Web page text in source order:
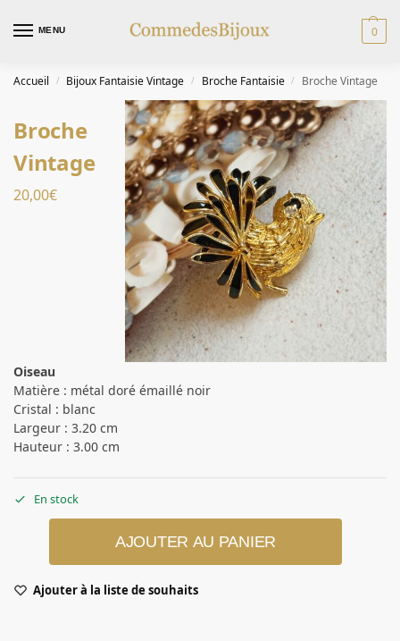
MENU 0
Accueil / Bijoux Fantaisie Vintage / Broche Fantaisie / Broche Vintage
Broche
Vintage
20,00€
Oiseau
Matière : métal doré émaillé noir
Cristal : blanc
Largeur : 3.20 cm
Hauteur : 3.00 cm
En stock
AJOUTER AU PANIER
Ajouter à la liste de souhaits